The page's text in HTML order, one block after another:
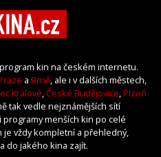
kin na českém internetu.
a Brně, ale i v dalších městech,
Králové,České Budějovice,Plzeň
tak vedle nejznámějších sítí
programy menších kin po celé
je vždy kompletní a přehledný,
do jakého kina zajít.